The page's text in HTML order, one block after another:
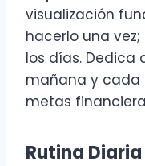
visualización
hacerlo una
los días. Dedica
mañana y cada
metas
Rutina